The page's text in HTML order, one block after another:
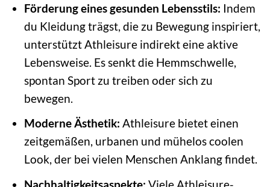
Förderung eines gesunden Lebensstils: Indem
du Kleidung trägst, die zu Bewegung inspiriert,
unterstützt Athleisure indirekt eine aktive
Lebensweise. Es senkt die Hemmschwelle,
spontan Sport zu treiben oder sich zu
bewegen.
Moderne Ästhetik: Athleisure bietet einen
zeitgemäßen, urbanen und mühelos coolen
Look, der bei vielen Menschen Anklang findet.